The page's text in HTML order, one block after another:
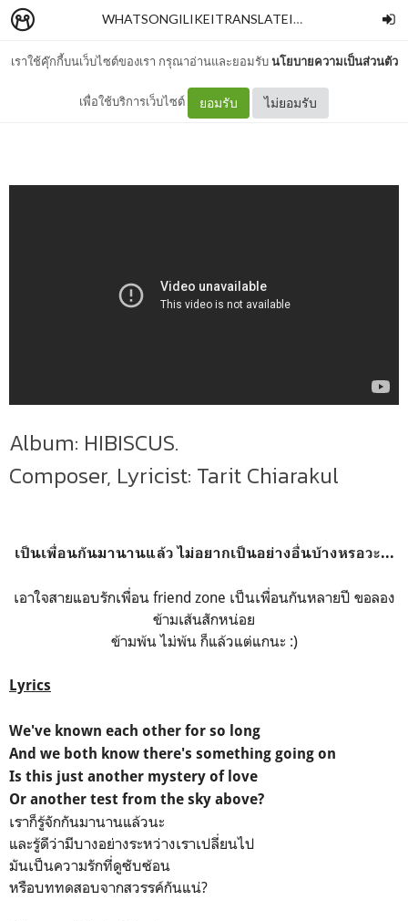
เราใช้คุ๊กกี้บนเว็บไซต์ของเรา กรุณาอ่านและยอมรับนโยบายความเป็นส่วนตัว
เพื่อใช้บริการเว็บไซต์ ยอมรับ ไม่ยอมรับ
WHATSONGILIKEITRANSLATEIT
แปลเพลง BFF - temp.
Album: HIBISCUS.
Composer, Lyricist: Tarit Chiarakul
เป็นเพื่อนกันมานานแล้ว ไม่อยากเป็นอย่างอื่นบ้างหรอวะ...
เอาใจสายแอบรักเพื่อน friend zone เป็นเพื่อนกันหลายปี ขอลอง
ข้ามเส้นสักหน่อย
ข้ามพ้น ไม่พ้น ก็แล้วแต่แกนะ :)
Lyrics
We've known each other for so long
And we both know there's something going on
Is this just another mystery of love
Or another test from the sky above?
เราก็รู้จักกันมานานแล้วนะ
และรู้ดีว่ามีบางอย่างระหว่างเราเปลี่ยนไป
มันเป็นความรักที่ดูซับซ้อน
หรือบททดสอบจากสวรรค์กันแน่?